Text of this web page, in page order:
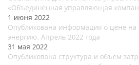
«Объединенная управляющая
1 июня 2022
Опубликована информация о цене на
энергию. Апрель 2022 года
31 мая 2022
Опубликована структура и объем